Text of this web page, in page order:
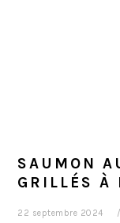
SAUMON
GRILLÉS À
22 septembre 2024